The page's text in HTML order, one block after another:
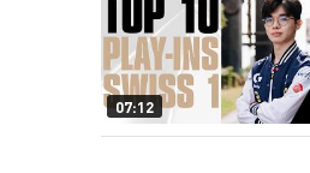
07:12